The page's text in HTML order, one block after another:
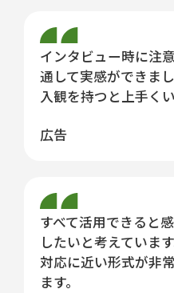
インタビュー時に注
通して実感ができま
入観を持つと上手く
広告
すべて活用できると
したいと考えていま
対応に近い形式が非
ます。